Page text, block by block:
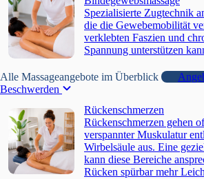
Spezialisierte Zugtechnik
die die Gewebemobilität
verklebten Faszien und
Spannung unterstützen
Alle Massageangebote im Überblick
Beschwerden
Rückenschmerzen
Rückenschmerzen gehen
verspannter Muskulatur
Wirbelsäule aus. Eine
kann diese Bereiche
Rücken spürbar mehr